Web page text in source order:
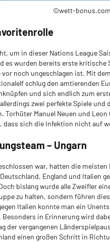
©wett-bonus.com
um in dieser Nations League
es wurden bereits erste
noch ungeschlagen ist. Mit
schlug den amtierenden
und sich endlich zum
zwei perfekte Spiele und
Torhüter Manuel Neuen und
sich die Infektion nicht auf
– Ungarn
war, hatten die
England und Italien
bislang wurde alle Zweifler
zu halten, sondern führen
Italien konnte man ein
Besonders in Erinnerung wird
der vergangenen
einen großen Schritt in